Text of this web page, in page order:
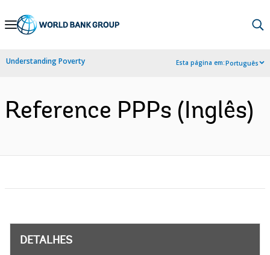
Skip
Navigation
Understanding Poverty Esta página em:Português
Reference PPPs (Inglês)
DETALHES